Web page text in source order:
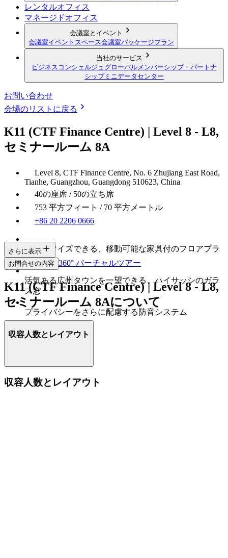
レンタルオフィス
マネージドオフィス
会議室とイベント
会議室イベントスペース会議室パッケージプラン
当社のサービス
ビジネスコンシェルジュ グローバルメンバーシップ・パートナ
シップミニデータセンター
お問い合わせ
会場のリストに戻る
K11 (CTF Finance Centre) | Level 8 - L8,
セミナールーム 8A
Level 8, CTF Finance Centre, No. 6 Zhujiang East Road,
Tianhe, Guangzhou, Guangdong 510623, China
40の座席 / 50の立ち席
753 平方フィート / 70 平方メートル
+86 20 2206 0666
カスタマイズできる、移動可能な家具付のフロアプラ
ン
活気ある広州タウンを一望できる、ハイサッシのガラ
ス窓
プライバシーをさらに配慮する防音システム
さらに表示
お問合せの内容 360° バーチャルツアー
K11 (CTF Finance Centre) | Level 8 - L8,
セミナールーム 8Aについて
収容人数とレイアウト
収容人数とレイアウト